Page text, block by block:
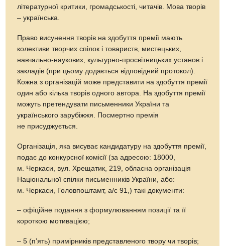
літературної критики, громадськості, читачів. Мова творів
– українська.
Право висунення творів на здобуття премії мають
колективи творчих спілок і товариств, мистецьких,
навчально-наукових, культурно-просвітницьких установ і
закладів (при цьому додається відповідний протокол).
Кожна з організацій може представити на здобуття премії
один або кілька творів одного автора. На здобуття премії
можуть претендувати письменники України та
українського зарубіжжя. Посмертно премія
не присуджується.
Організація, яка висуває кандидатуру на здобуття премії,
подає до конкурсної комісії (за адресою: 18000,
м. Черкаси, вул. Хрещатик, 219, обласна організація
Національної спілки письменників України, або:
м. Черкаси, Головпоштамт, а/с 91,) такі документи:
– офіційне подання з формулюванням позиції та її
короткою мотивацією;
– 5 (п’ять) примірників представленого твору чи творів;